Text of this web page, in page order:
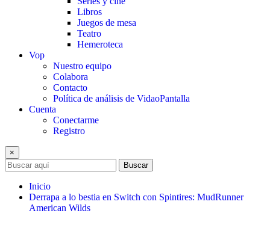
Libros
Juegos de mesa
Teatro
Hemeroteca
Vop
Nuestro equipo
Colabora
Contacto
Política de análisis de VidaoPantalla
Cuenta
Conectarme
Registro
×
Buscar
Inicio
Derrapa a lo bestia en Switch con Spintires: MudRunner
American Wilds